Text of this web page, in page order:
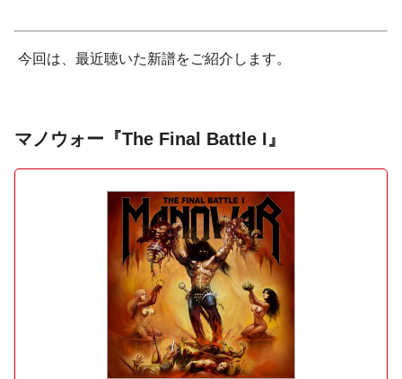
今回は、最近聴いた新譜をご紹介します。
マノウォー『The Final Battle I』